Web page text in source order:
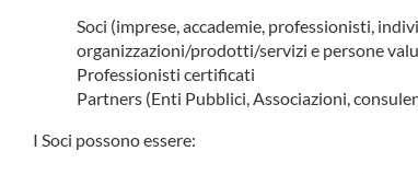
Soci (imprese, accademie, professionisti,
organizzazioni/prodotti/servizi e persone
Professionisti certificati
Partners (Enti Pubblici, Associazioni,
I Soci possono essere: